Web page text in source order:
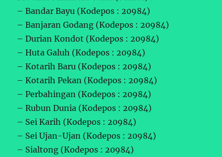
– Bandar Bayu (Kodepos : 20984)
– Banjaran Godang (Kodepos : 20984)
– Durian Kondot (Kodepos : 20984)
– Huta Galuh (Kodepos : 20984)
– Kotarih Baru (Kodepos : 20984)
– Kotarih Pekan (Kodepos : 20984)
– Perbahingan (Kodepos : 20984)
– Rubun Dunia (Kodepos : 20984)
– Sei Karih (Kodepos : 20984)
– Sei Ujan-Ujan (Kodepos : 20984)
– Sialtong (Kodepos : 20984)